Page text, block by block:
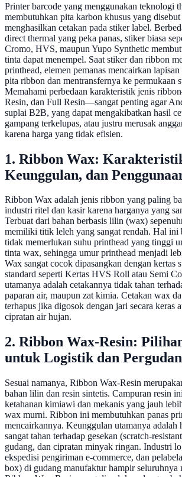
Printer barcode yang menggunakan teknologi
membutuhkan pita karbon khusus yang
menghasilkan cetakan pada stiker label.
direct thermal yang peka panas, stiker biasa
Cromo, HVS, maupun Yupo Synthetic
tinta dapat menempel. Saat stiker dan ribbon
printhead, elemen pemanas mencairkan
pita ribbon dan mentransfernya ke permukaan
Memahami perbedaan karakteristik jenis
Resin, dan Full Resin—sangat penting agar
suplai B2B, yang dapat mengakibatkan hasil
gampang terkelupas, atau justru merusak
karena harga yang tidak efisien.
1. Ribbon Wax:
Keunggulan, dan
Ribbon Wax adalah jenis ribbon yang paling
industri ritel dan kasir karena harganya yang
Terbuat dari bahan berbasis lilin (wax)
memiliki titik leleh yang sangat rendah. Hal ini
tidak memerlukan suhu printhead yang tinggi
tinta wax, sehingga umur printhead menjadi
Wax sangat cocok dipasangkan dengan kertas
standard seperti Kertas HVS Roll atau Semi
utamanya adalah cetakannya tidak tahan
paparan air, maupun zat kimia. Cetakan wax
terhapus jika digosok dengan jari secara keras
cipratan air hujan.
2. Ribbon Wax-Resin:
untuk Logistik dan
Sesuai namanya, Ribbon Wax-Resin
bahan lilin dan resin sintetis. Campuran resin
ketahanan kimiawi dan mekanis yang jauh
wax murni. Ribbon ini membutuhkan panas
mencairkannya. Keunggulan utamanya adalah
sangat tahan terhadap gesekan (scratch-
gudang, dan cipratan minyak ringan. Industri
ekspedisi pengiriman e-commerce, dan
box) di gudang manufaktur hampir seluruhnya